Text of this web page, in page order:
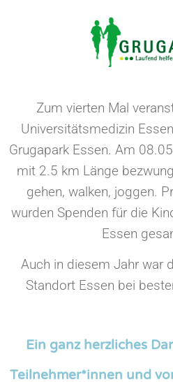
Zum vierten Mal
Universitätsmedizin
Grugapark Essen. Am
mit 2.5 km Länge
gehen, walken, joggen.
wurden Spenden für die
Essen
Auch in diesem Jahr war
Standort Essen bei
Ein ganz herzliches
Teilnehmer*innen und